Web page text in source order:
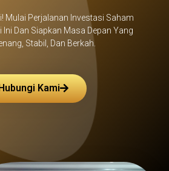
Mulai Perjalanan Investasi Saham
Ini Dan Siapkan Masa Depan Yang
Stabil, Dan Berkah.
Kami